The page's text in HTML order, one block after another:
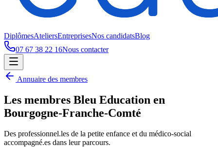
DiplômesAteliersEntreprisesNos candidatsBlog
07 67 38 22 16Nous contacter
Annuaire des membres
Les membres Bleu Education en
Bourgogne-Franche-Comté
Des professionnel.les de la petite enfance et du médico-social
accompagné.es dans leur parcours.